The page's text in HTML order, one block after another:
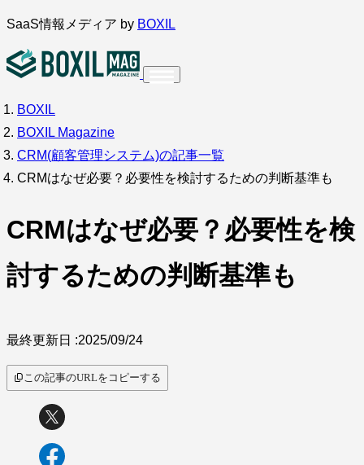
内
を
キ
ッ
プ
SaaS情報メディア by BOXIL
インタビュー
調査・アンケート
BOXIL
BOXIL Magazine
CRM(顧客管理システム)の記事一覧
CRMはなぜ必要？必要性を検討するための判断基準も
CRMはなぜ必要？必要性を検
討するための判断基準も
最終更新日 :2025/09/24
この記事のURLをコピーする